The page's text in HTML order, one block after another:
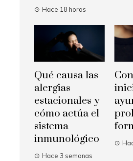
Hace 18 horas
Qué causa las
alergias
estacionales y
cómo actúa el
sistema
inmunológico
Hace 3 semanas